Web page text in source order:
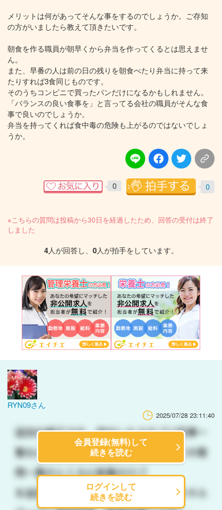
メリットは何があってそんな事をするのでしょうか。ご存知
の方がいましたら教えて頂きたいです。
朝食を作る職員が朝早くから弁当を作ってくるとは思えませ
ん。
また、早番の人は前の日の残りを朝食べたり弁当に持って来
たりすれば3食同じものです。
そのうちコンビニで買ったパンだけになるかもしれません。
「バランスの良い食事を」と言ってる会社の職員がそんな食
事で良いのでしょうか。
弁当を持ってくれば食中毒の危険も上がるのではないでしょ
うか。
0 0
※こちらの質問は投稿から30日を経過したため、回答の受付は終了
しました
4人が回答し、 0人が拍手をしています。
RYN09さん
2025/07/28 23:11:40
会員登録(無料)して
続きを読む
ログインして
続きを読む